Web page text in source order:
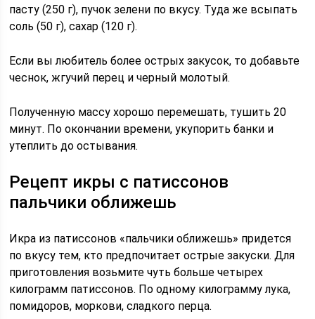
пасту (250 г), пучок зелени по вкусу. Туда же всыпать
соль (50 г), сахар (120 г).
Если вы любитель более острых закусок, то добавьте
чеснок, жгучий перец и черный молотый.
Полученную массу хорошо перемешать, тушить 20
минут. По окончании времени, укупорить банки и
утеплить до остывания.
Рецепт икры с патиссонов
пальчики оближешь
Икра из патиссонов «пальчики оближешь» придется
по вкусу тем, кто предпочитает острые закуски. Для
приготовления возьмите чуть больше четырех
килограмм патиссонов. По одному килограмму лука,
помидоров, моркови, сладкого перца.